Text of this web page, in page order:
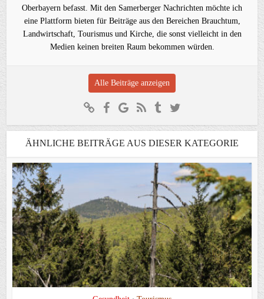
Oberbayern befasst. Mit den Samerberger Nachrichten möchte ich
eine Plattform bieten für Beiträge aus den Bereichen Brauchtum,
Landwirtschaft, Tourismus und Kirche, die sonst vielleicht in den
Medien keinen breiten Raum bekommen würden.
Alle Beiträge anzeigen
ÄHNLICHE BEITRÄGE AUS DIESER KATEGORIE